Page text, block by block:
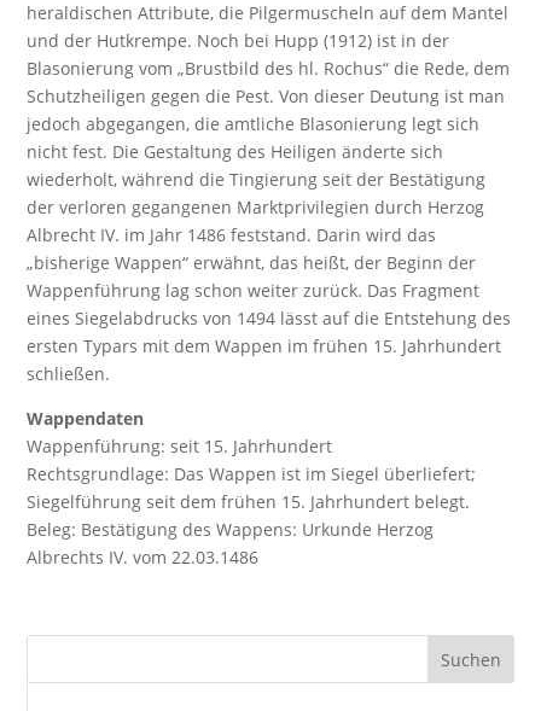
heraldischen Attribute, die Pilgermuscheln auf dem Mantel
und der Hutkrempe. Noch bei Hupp (1912) ist in der
Blasonierung vom „Brustbild des hl. Rochus“ die Rede, dem
Schutzheiligen gegen die Pest. Von dieser Deutung ist man
jedoch abgegangen, die amtliche Blasonierung legt sich
nicht fest. Die Gestaltung des Heiligen änderte sich
wiederholt, während die Tingierung seit der Bestätigung
der verloren gegangenen Marktprivilegien durch Herzog
Albrecht IV. im Jahr 1486 feststand. Darin wird das
„bisherige Wappen“ erwähnt, das heißt, der Beginn der
Wappenführung lag schon weiter zurück. Das Fragment
eines Siegelabdrucks von 1494 lässt auf die Entstehung des
ersten Typars mit dem Wappen im frühen 15. Jahrhundert
schließen.
Wappendaten
Wappenführung: seit 15. Jahrhundert
Rechtsgrundlage: Das Wappen ist im Siegel überliefert;
Siegelführung seit dem frühen 15. Jahrhundert belegt.
Beleg: Bestätigung des Wappens: Urkunde Herzog
Albrechts IV. vom 22.03.1486